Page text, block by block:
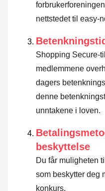
nettstedet til easy-
Shopping Secure-
medlemmene
dagers
denne
unntakene i loven.
beskyttelse
Du får muligheten
som beskytter deg
konkurs.